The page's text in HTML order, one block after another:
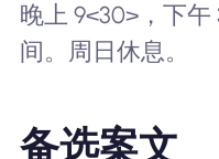
晚上 9<30>，下
间。周日休息。
备选案文